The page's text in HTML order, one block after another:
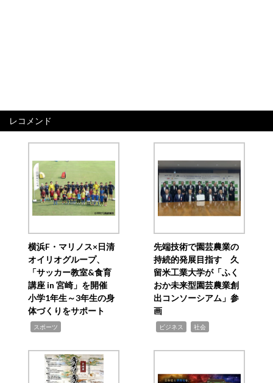
レコメンド
横浜F・マリノス×日清
オイリオグループ、
「サッカー教室&食育
講座 in 宮崎」を開催
小学1年生～3年生の身
体づくりをサポート
スポーツ
先端技術で園芸農業の
持続的発展目指す 久
留米工業大学が「ふく
おか未来型園芸農業創
出コンソーシアム」参
画
ビジネス 社会